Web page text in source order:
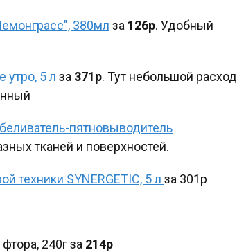
380мл за 126р. Удобный
утро, 5 л за 371р. Тут небольшой расход
пятновыводитель
тканей и поверхностей.
техники SYNERGETIC, 5 л за 301р
фтора, 240г за 214р